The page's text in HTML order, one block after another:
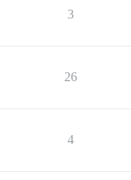
3
26
4